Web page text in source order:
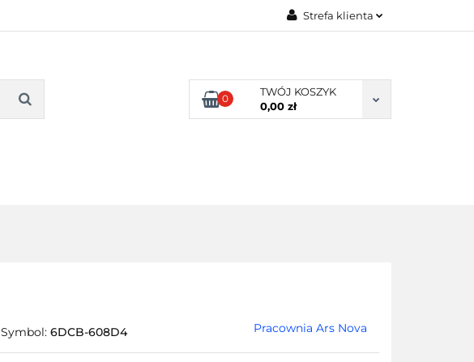
Strefa klienta
Zarejestruj się
Dodaj zgłoszenie
0
TWÓJ KOSZYK
0,00 zł
Symbol:6DCB-608D4 Pracownia Ars Nova